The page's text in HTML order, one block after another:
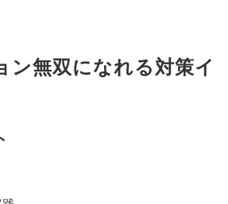
無双になれる対策イ